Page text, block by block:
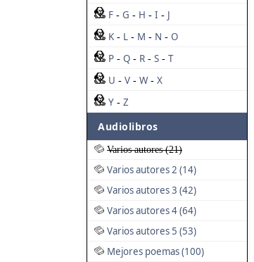
F - G - H - I - J
K - L - M - N - O
P - Q - R - S - T
U - V - W - X
Y - Z
Audiolibros
Varios autores (21)
Varios autores 2 (14)
Varios autores 3 (42)
Varios autores 4 (64)
Varios autores 5 (53)
Mejores poemas (100)